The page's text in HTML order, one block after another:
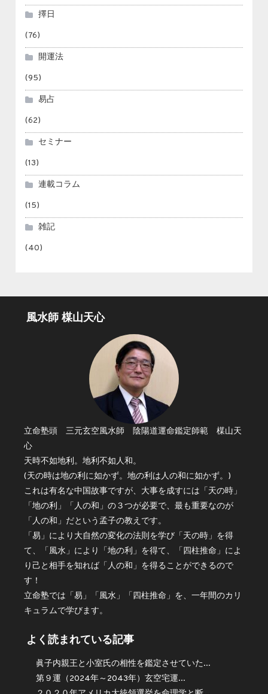
擇日
(76)
開運法
(95)
易占
(62)
セミナー
(13)
連載コラム
(15)
雑記
(40)
風水師 楳山天心
立命塾頭 三元玄空風水師 陰陽道運命鑑定師範 楳山天
心
天時不如地利。地利不如人和。
(天の時は地の利に如かず。地の利は人の和に如かず。)
これは有名な中国故事ですが、大事を成すには「天の時」
「地の利」「人の和」の３つが必要で、最も重要なのが
「人の和」だという孟子の教えです。
「易」により大自然の変化の法則を学び「天の時」を得
て、「風水」により「地の利」を得て、「四柱推命」によ
り己と相手を知れば「人の和」を得ることができるので
す！
立命塾では「易」「風水」「四柱推命」を、一年間のカリ
キュラムで学びます。
よく読まれている記事
眞子内親王と小室氏の相性を鑑定させていた...
第９運（2024年～2043年）玄空宅運...